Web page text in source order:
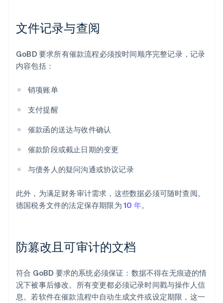
文件记录与查阅
GoBD 要求所有催款流程必须按时间顺序完整记录，记录
内容包括：
销项账单
支付提醒
催款函的送达与收件确认
催款阶段或截止日期的变更
与债务人的疑问沟通或协议记录
此外，为满足财务审计需求，这些数据必须可随时查阅。
德国税务文件的法定保存期限为 10 年。
防篡改且可审计的文档
符合 GoBD 要求的系统必须保证：数据不得在无痕迹的情
况下被事后修改。所有变更都必须记录时间戳与操作人信
息。若软件在催款流程中自动生成文件或设定期限，这一